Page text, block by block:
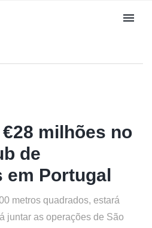
milhões no
de
em Portugal
metros quadrados, estará
juntar as operações de São